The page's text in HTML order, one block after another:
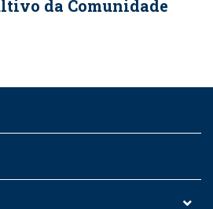
da Comunidade